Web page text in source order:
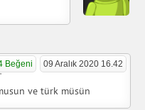
09 Aralık 2020 16.42
Beğeni
ve türk müsün